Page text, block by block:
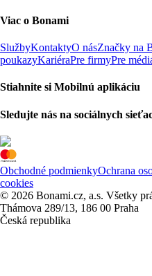
Viac o Bonami
SlužbyKontaktyO násZnačky na
poukazyKariéraPre firmyPre
Stiahnite si Mobilnú aplikáciu
Sledujte nás na sociálnych
Obchodné podmienkyOchrana
cookies
© 2026 Bonami.cz, a.s. Všetky
Thámova 289/13, 186 00 Praha
Česká republika